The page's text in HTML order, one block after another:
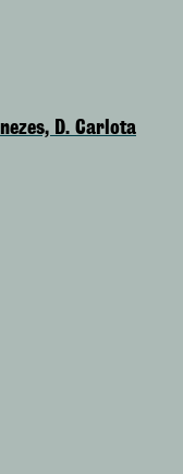
D. Carlota